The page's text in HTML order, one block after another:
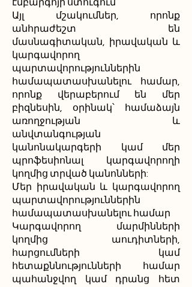
էմբարգոյի ստուգում
Այլ մշակումներ, որոնք
անհրաժեշտ են
մասնագիտական, իրավական և
կարգավորող
պարտավորություններին
համապատասխանելու համար,
որոնք վերաբերում են մեր
բիզնեսին, օրինակ՝ համաձայն
առողջության և
անվտանգության
կանոնակարգերի կամ մեր
պրոֆեսիոնալ կարգավորողի
կողմից տրված կանոնների:
Մեր իրավական և կարգավորող
պարտավորություններին
համապատասխանելու համար
Կարգավորող մարմինների
կողմից աուդիտների,
հարցումների կամ
հետաքննությունների համար
պահանջվող կամ դրանց հետ